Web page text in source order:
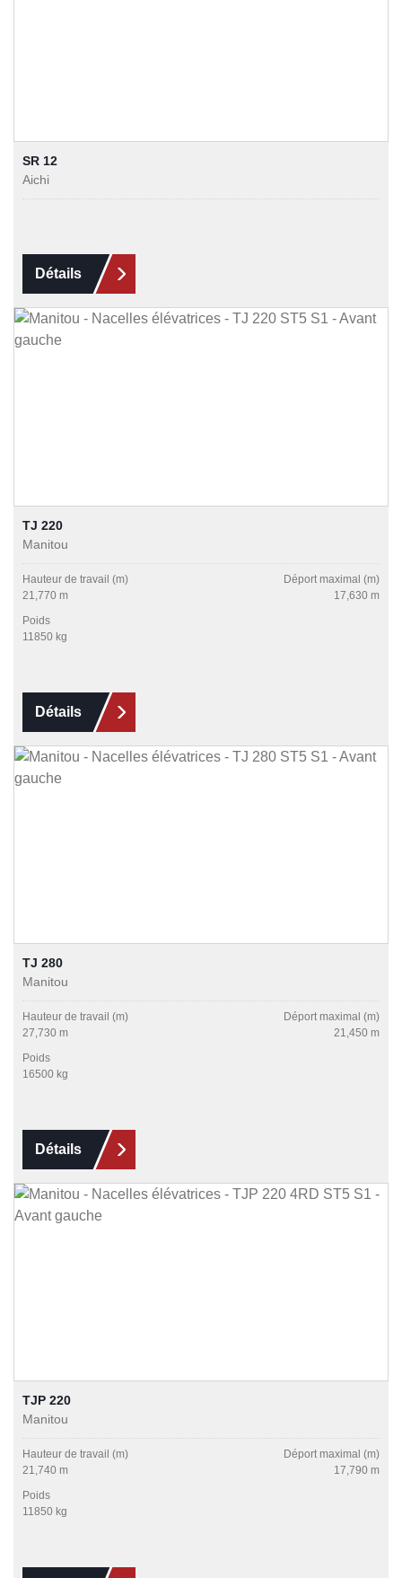
SR 12
Aichi
Détails
TJ 220
Manitou
Hauteur de travail (m)
21,770 m
Déport maximal (m)
17,630 m
Poids
11850 kg
Détails
TJ 280
Manitou
Hauteur de travail (m)
27,730 m
Déport maximal (m)
21,450 m
Poids
16500 kg
Détails
TJP 220
Manitou
Hauteur de travail (m)
21,740 m
Déport maximal (m)
17,790 m
Poids
11850 kg